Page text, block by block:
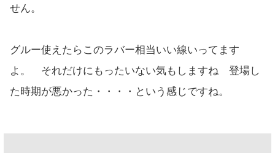
せん。
グルー使えたらこのラバー相当いい線いってます
よ。 それだけにもったいない気もしますね 登場し
た時期が悪かった・・・・という感じですね。